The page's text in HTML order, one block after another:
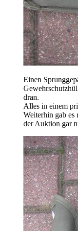
Einen
dran.
Alles in einem
Weiterhin gab es
der Auktion gar